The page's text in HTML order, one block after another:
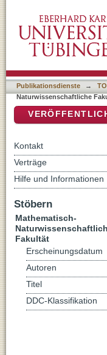
Publikationsdienste →
Naturwissenschaftliche
Kontakt
Verträge
Hilfe und Informationen
Stöbern
Mathematisch-
Fakultät
Erscheinungsdatum
Autoren
Titel
DDC-Klassifikation